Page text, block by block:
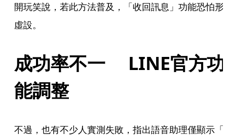
開玩笑說，若此方法普及，「收回訊息」功能恐怕形
虛設。
成功率不一　 LINE官方功
能調整
不過，也有不少人實測失敗，指出語音助理僅顯示「